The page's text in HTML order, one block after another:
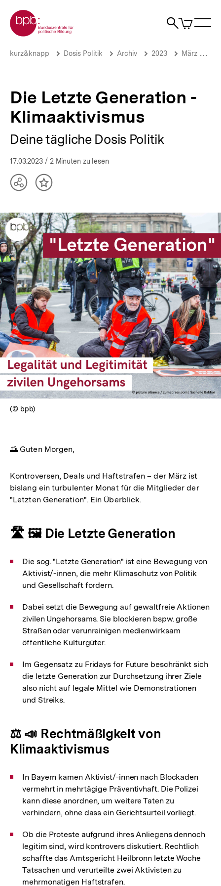
zum
Seiteninhalt
springen
Zur Startseite der bpb
Suche
Artikel
im
Die
Klimaaktivismus
Deine
tägliche
Politik
bpb.de
Brotkrümelnavigation
Pfadnavigation
kurz&knapp Dosis Politik Archiv 2023 März 2023
Die Letzte Generation -
Klimaaktivismus
Deine tägliche Dosis Politik
17.03.2023 / 2 Minuten zu lesen
TeilenInhalt
(© bpb)
🌅 Guten Morgen,
Kontroversen, Deals und Haftstrafen – der März ist
bislang ein turbulenter Monat für die Mitglieder der
"Letzten Generation". Ein Überblick.
🛣️ 🖼️ Die Letzte Generation
Die sog. "Letzte Generation" ist eine Bewegung von
Aktivist/-innen, die mehr Klimaschutz von Politik
und Gesellschaft fordern.
Dabei setzt die Bewegung auf gewaltfreie Aktionen
zivilen Ungehorsams. Sie blockieren bspw. große
Straßen oder verunreinigen medienwirksam
öffentliche Kulturgüter.
Im Gegensatz zu Fridays for Future beschränkt sich
die letzte Generation zur Durchsetzung ihrer Ziele
also nicht auf legale Mittel wie Demonstrationen
und Streiks.
⚖️ 📣 Rechtmäßigkeit von
Klimaaktivismus
In Bayern kamen Aktivist/-innen nach Blockaden
vermehrt in mehrtägige Präventivhaft. Die Polizei
kann diese anordnen, um weitere Taten zu
verhindern, ohne dass ein Gerichtsurteil vorliegt.
Ob die Proteste aufgrund ihres Anliegens dennoch
legitim sind, wird kontrovers diskutiert. Rechtlich
schaffte das Amtsgericht Heilbronn letzte Woche
Tatsachen und verurteilte zwei Aktivisten zu
mehrmonatigen Haftstrafen.